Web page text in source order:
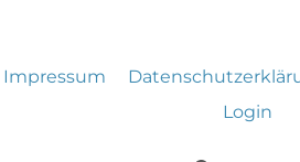
Impressum
Login